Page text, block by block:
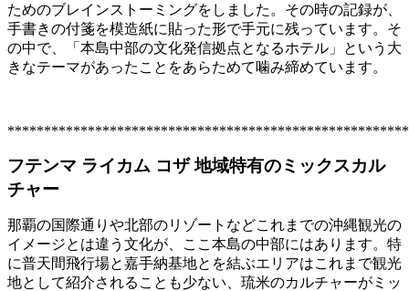
ためのブレインストーミングをしました。その時の記録が、
手書きの付箋を模造紙に貼った形で手元に残っています。そ
の中で、「本島中部の文化発信拠点となるホテル」という大
きなテーマがあったことをあらためて噛み締めています。
フテンマ ライカム コザ地域特有のミックスカル
チャー
那覇の国際通りや北部のリゾートなどこれまでの沖縄観光の
イメージとは違う文化が、ここ本島の中部にはあります。特
に普天間飛行場と嘉手納基地とを結ぶエリアはこれまで観光
地として紹介されることも少ない、琉米のカルチャーがミッ